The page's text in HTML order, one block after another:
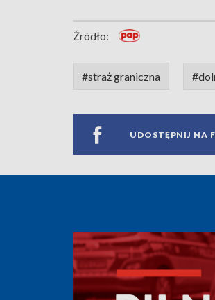
Źródło:
#straż graniczna
UDOSTĘPNIJ NA